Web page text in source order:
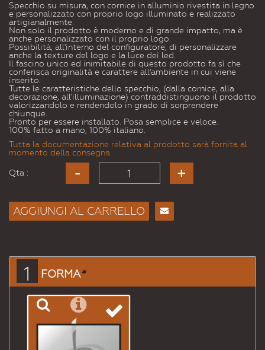
Specchio su misura, con cornice in alluminio rivestita in legno
e personalizzato con proprio logo illuminato e realizzato
artigianalmente.
Non solo il prodotto è moderno e di grande impatto, ma è
anche personalizzato con il proprio logo.
Possibilità, all'interno del configuratore, di personalizzare
anche la texture del logo e la luce dei led.
Il fascino unico ed inimitabile di questo prodotto fa sì che
conferisca originalità e carattere all'ambiente in cui viene
inserito.
Tutte le caratteristiche dello specchio, (dalla cornice, alla
decorazione, all'illuminazione) contraddistinguono il prodotto
valorizzandolo e rendendolo in grado di sorprendere
chiunque.
Pronto per essere installato. Posa semplice e veloce.
100% fatto a mano, 100% italiano.
Tutta la documentazione relativa al prodotto sarà fornita al
momento della consegna
Qta :
AGGIUNGI AL CARRELLO
1 FORMA*